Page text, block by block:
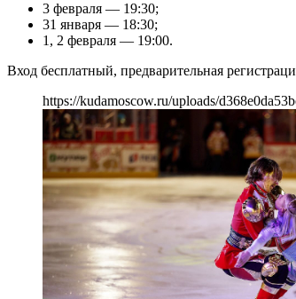
3 февраля — 19:30;
31 января — 18:30;
1, 2 февраля — 19:00.
Вход бесплатный, предварительная
https://kudamoscow.ru/uploads/